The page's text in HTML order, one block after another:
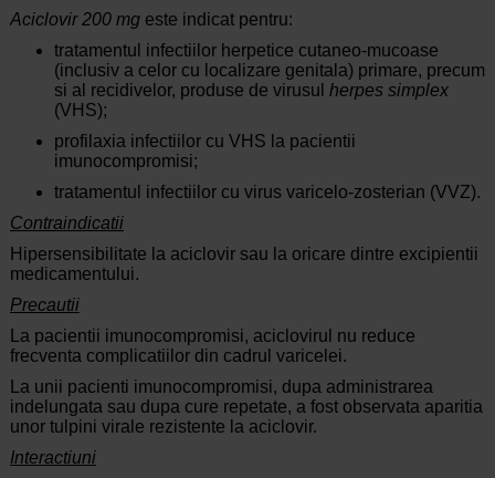
Aciclovir 200 mg este indicat pentru:
tratamentul infectiilor herpetice cutaneo-mucoase
(inclusiv a celor cu localizare genitala) primare, precum
si al recidivelor, produse de virusul herpes simplex
(VHS);
profilaxia infectiilor cu VHS la pacientii
imunocompromisi;
tratamentul infectiilor cu virus varicelo-zosterian (VVZ).
Contraindicatii
Hipersensibilitate la aciclovir sau la oricare dintre excipientii
medicamentului.
Precautii
La pacientii imunocompromisi, aciclovirul nu reduce
frecventa complicatiilor din cadrul varicelei.
La unii pacienti imunocompromisi, dupa administrarea
indelungata sau dupa cure repetate, a fost observata aparitia
unor tulpini virale rezistente la aciclovir.
Interactiuni